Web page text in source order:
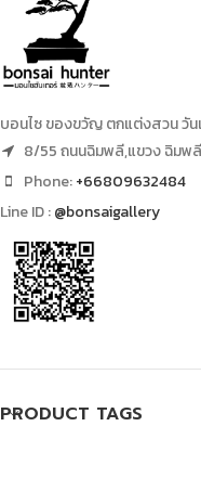
บอนไซ ของขวัญ ตกแต่งสวน วัน
8/55 ถนนฉิมพลี,แขวง ฉิมพ
Phone:+66809632484
Line ID :@bonsaigallery
PRODUCT TAGS